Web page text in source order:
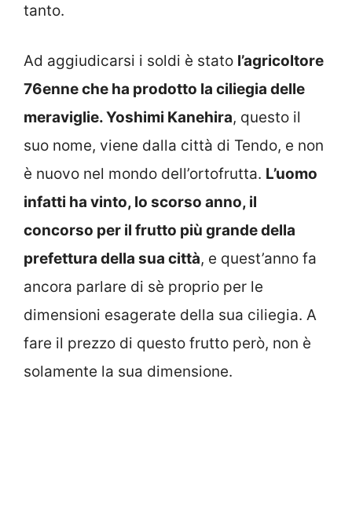
tanto.
Ad aggiudicarsi i soldi è stato l’agricoltore
76enne che ha prodotto la ciliegia delle
meraviglie. Yoshimi Kanehira, questo il
suo nome, viene dalla città di Tendo, e non
è nuovo nel mondo dell’ortofrutta. L’uomo
infatti ha vinto, lo scorso anno, il
concorso per il frutto più grande della
prefettura della sua città, e quest’anno fa
ancora parlare di sè proprio per le
dimensioni esagerate della sua ciliegia. A
fare il prezzo di questo frutto però, non è
solamente la sua dimensione.